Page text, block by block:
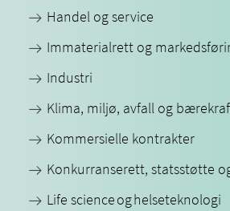
Handel og service
Immaterialrett og
Industri
Klima, miljø, avfall og
Kommersielle kontrakter
Konkurranserett, statsstøtte
Life science og helseteknologi